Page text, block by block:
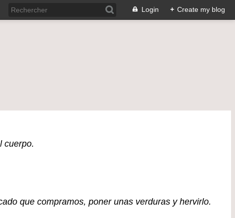
Login + Create my blog
cuerpo.
que compramos, poner unas verduras y hervirlo.